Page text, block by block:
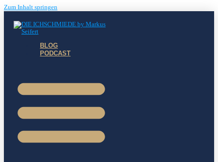
Zum Inhalt springen
BLOG
PODCAST